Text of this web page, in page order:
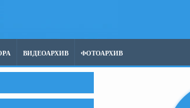
ВИДЕОАРХИВ ФОТОАРХИВ